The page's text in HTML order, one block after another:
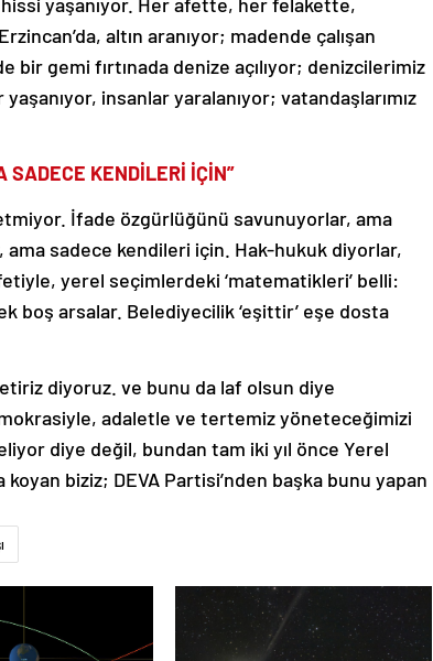
altın aranıyor; madende çalışan
bir gemi fırtınada denize açılıyor; denizcilerimiz
insanlar yaralanıyor; vatandaşlarımız
SADECE KENDİLERİ İÇİN”
İfade özgürlüğünü savunuyorlar, ama
ama sadece kendileri için. Hak-hukuk diyorlar,
yerel seçimlerdeki ‘matematikleri’ belli:
boş arsalar. Belediyecilik ‘eşittir’ eşe dosta
diyoruz. ve bunu da laf olsun diye
adaletle ve tertemiz yöneteceğimizi
diye değil, bundan tam iki yıl önce Yerel
biziz; DEVA Partisi’nden başka bunu yapan